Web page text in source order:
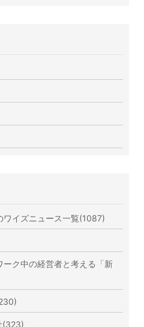
ワイズニュース一覧(1087)
ーク中の経営者と考える「新
(323)